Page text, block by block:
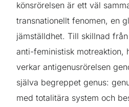
könsrörelsen är ett väl
transnationellt fenomen, en
jämställdhet. Till skillnad
anti-feministisk motreaktion,
verkar antigenusrörelsen
själva begreppet genus:
med totalitära system och